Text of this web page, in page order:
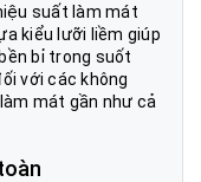
suất làm mát
kiểu lưỡi liềm giúp
bỉ trong suốt
với các không
mát gần như cả